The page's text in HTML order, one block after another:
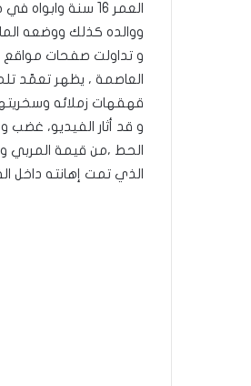
العمر 16 سنة
ووالده كذلك ووضعه
و تداولت صفحات مواقع
العاصمة ، يظهر تعمّد
قهقهات زملائه
و قد أثار الفيديو،
الحط ،من قيمة المربي و
الذي تمت إهانته داخل